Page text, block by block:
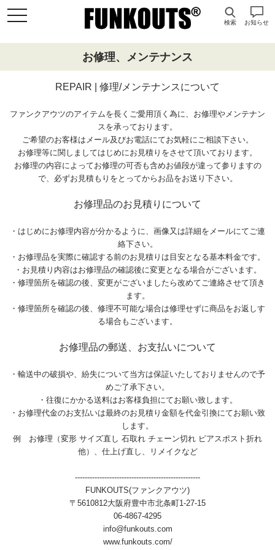
検索 お知らせ
お修理、メンテナンス
REPAIR | 修理/メンテナンスについて
ファンクアウツのアイテムを長くご愛用頂く為に、お修理やメンテナン
スを承っております。
ご希望のお客様はメール及びお電話にてお気軽にご相談下さい。
お修理等に関しましてはじめにお見積りをさせて頂いております。
お修理の内容によってお修理の可否も含めお値段が違って参りますの
で、必ずお見積もりをとってからお品をお送り下さい。
お修理品のお見積りについて
・はじめにお修理内容が分かるように、画像又は詳細をメールにてご連
絡下さい。
・お修理品を実際に確認する前のお見積りは目安となる基本料金です。
・お見積り内容はお修理品の確認後に変更となる場合がございます。
・修理箇所を確認の後、変更がございましたら改めてご連絡させて頂き
ます。
・修理箇所を確認の後、修理不可能な場合は修理せずに商品をお返しす
る場合もございます。
お修理品の郵送、お支払いについて
・輸送中の破損や、紛失について当方は保証いたしておりませんので予
めご了承下さい。
・往復にかかる送料はお客様負担にてお願い致します。
・お修理代金のお支払いは最終のお見積り金額を代金引換にてお願い致
します。
例 お修理（変形 サイズ直し 石取れ チェーン切れ ピアスポスト折れ
他）、仕上げ直し、リメイクなど
---------------------------------------------------
FUNKOUTS(ファンクアウツ)
〒5610812大阪府豊中市北条町1-27-15
06-4867-4295
info@funkouts.com
www.funkouts.com/